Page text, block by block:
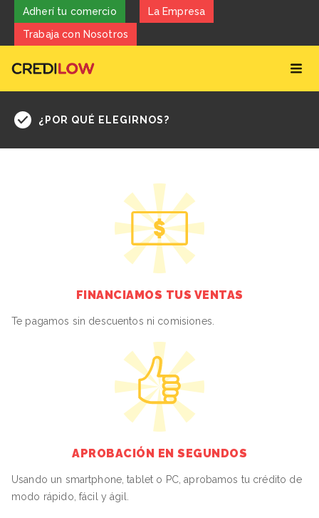
Adherí tu comercio
La Empresa
Trabaja con Nosotros
¿POR QUÉ ELEGIRNOS?
FINANCIAMOS TUS VENTAS
Te pagamos sin descuentos ni comisiones.
APROBACIÓN EN SEGUNDOS
Usando un smartphone, tablet o PC, aprobamos tu crédito de
modo rápido, fácil y ágil.